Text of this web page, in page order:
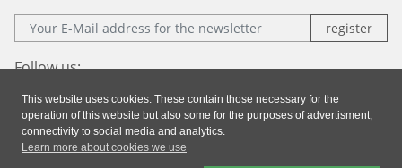
This website uses cookies. These contain those necessary for the
operation of this website but also some for the purposes of advertisment,
connectivity to social media and analytics.
Learn more about cookies we use
E-Mail:
Follow us:
Facebook
Instagram
XingLinkedIn
Imprint | Privacy |